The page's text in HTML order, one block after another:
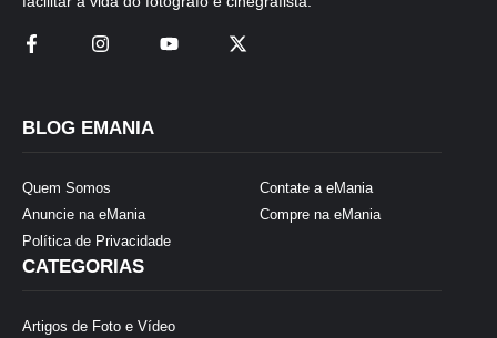
BLOG EMANIA
Quem Somos
Anuncie na eMania
Política de Privacidade
Contate a eMania
Compre na eMania
CATEGORIAS
Artigos de Foto e Vídeo